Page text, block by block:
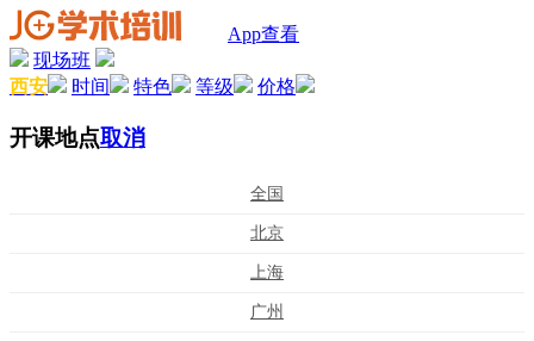
App查看
现场班
西安
时间 特色 等级 价格
开课地点取消
全国
北京
上海
广州